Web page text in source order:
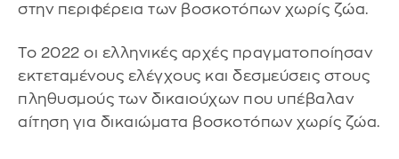
στην περιφέρεια των βοσκοτόπων χωρίς ζώα.
Το 2022 οι ελληνικές αρχές πραγματοποίησαν
εκτεταμένους ελέγχους και δεσμεύσεις στους
πληθυσμούς των δικαιούχων που υπέβαλαν
αίτηση για δικαιώματα βοσκοτόπων χωρίς ζώα.